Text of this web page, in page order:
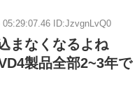
05:29:07.46 ID:JzvgnLvQ0
まなくなるよね
製品全部2~3年で